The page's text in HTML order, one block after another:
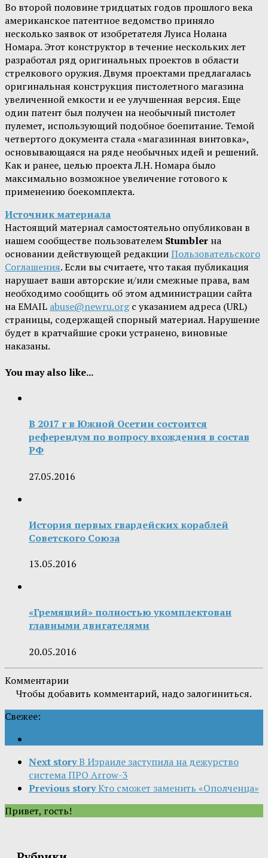
Во второй половине тридцатых годов прошлого века
американское патентное ведомство приняло
несколько заявок от изобретателя Луиса Нолана
Номара. Этот конструктор в течение нескольких лет
разработал ряд оригинальных проектов в области
стрелкового оружия. Двумя проектами предлагалась
оригинальная конструкция пистолетного магазина
увеличенной емкости и ее улучшенная версия. Еще
один патент был получен на необычный пистолет
пулемет, использующий подобное боепитание. Темой
четвертого документа стала «магазинная винтовка»,
основывающаяся на ряде необычных идей и решений.
Как и ранее, целью проекта Л.Н. Номара было
максимально возможное увеличение готового к
применению боекомплекта.
Источник материала
Настоящий материал самостоятельно опубликован в
нашем сообществе пользователем Stumbler на
основании действующей редакцииПользовательского
Соглашения. Если вы считаете, что такая публикация
нарушает ваши авторские и/или смежные права, вам
необходимо сообщить об этом администрации сайта
на EMAIL abuse@newru.orgс указанием адреса (URL)
страницы, содержащей спорный материал. Нарушение
будет в кратчайшие сроки устранено, виновные
наказаны.
You may also like...
В 2017 г в Южной Осетии состоится
референдум по вопросу вхождения в состав
РФ
27.05.2016
История первых гвардейских кораблей
Советского Союза
13.05.2016
«Гремящий» полностью укомплектован
главными двигателями
20.05.2016
Комментарии
Чтобы добавить комментарий, надо залогиниться.
Свежее:
Next storyВ Израиле заступила на дежурство
система ПРО Arrow-3
Previous storyКто сможет заменить «Ополченца»
Привет, гость!